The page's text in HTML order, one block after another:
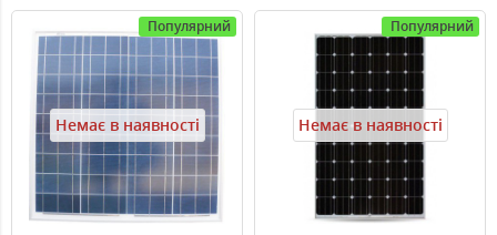
Популярний
Немає в наявності
Популярний
Немає в наявності